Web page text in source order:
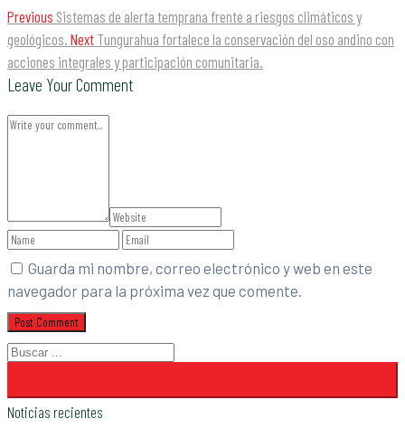
Previous Sistemas de alerta temprana frente a riesgos climáticos y
geológicos. Next Tungurahua fortalece la conservación del oso andino con
acciones integrales y participación comunitaria.
Leave Your Comment
Guarda mi nombre, correo electrónico y web en este
navegador para la próxima vez que comente.
Noticias recientes